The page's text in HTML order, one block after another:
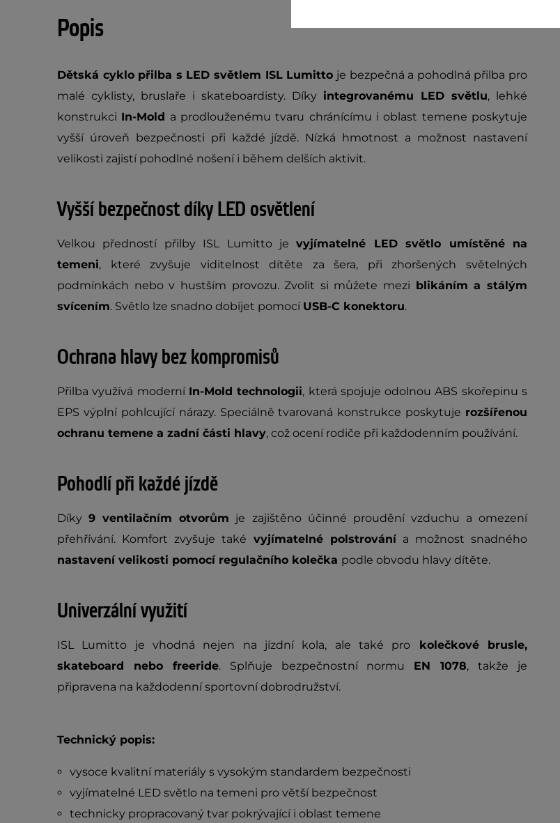
Popis
Dětská cyklo přilba s LED světlem ISL Lumitto je bezpečná a pohodlná přilba pro
malé cyklisty, bruslaře i skateboardisty. Díky integrovanému LED světlu, lehké
konstrukci In-Mold a prodlouženému tvaru chránícímu i oblast temene poskytuje
vyšší úroveň bezpečnosti při každé jízdě. Nízká hmotnost a možnost nastavení
velikosti zajistí pohodlné nošení i během delších aktivit.
Vyšší bezpečnost díky LED osvětlení
Velkou předností přilby ISL Lumitto jevyjímatelné LED světlo umístěné na
temeni, které zvyšuje viditelnost dítěte za šera, při zhoršených světelných
podmínkách nebo v hustším provozu. Zvolit si můžete mezi blikáním a stálým
svícením. Světlo lze snadno dobíjet pomocí USB-C konektoru.
Ochrana hlavy bez kompromisů
Přilba využívá moderní In-Mold technologii, která spojuje odolnou ABS skořepinu s
EPS výplní pohlcující nárazy. Speciálně tvarovaná konstrukce poskytuje rozšířenou
ochranu temene a zadní části hlavy, což ocení rodiče při každodenním používání.
Pohodlí při každé jízdě
Díky9 ventilačním otvorům je zajištěno účinné proudění vzduchu a omezení
přehřívání. Komfort zvyšuje také vyjímatelné polstrovánía možnost snadného
nastavení velikosti pomocí regulačního kolečka podle obvodu hlavy dítěte.
Univerzální využití
ISL Lumitto je vhodná nejen na jízdní kola, ale také pro kolečkové brusle,
skateboard nebo freeride. Splňuje bezpečnostní normu EN 1078, takže je
připravena na každodenní sportovní dobrodružství.
Technický popis:
vysoce kvalitní materiály s vysokým standardem bezpečnosti
vyjímatelné LED světlo na temeni pro větší bezpečnost
technicky propracovaný tvar pokrývající i oblast temene